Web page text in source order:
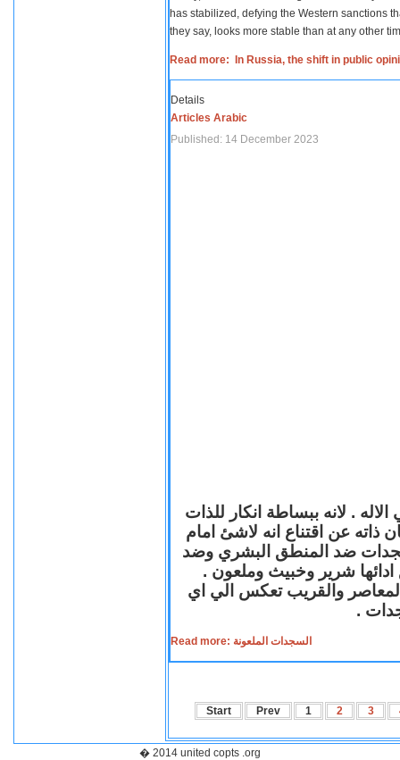
has stabilized, defying the Western sanctions
they say, looks more stable than at any other
Read more: In Russia, the shift in public
Details
Articles Arabic
Published: 14 December 2023
. لانه ببساطة انكار للذات
ذاته عن اقتناع انه لاشئ امام
ضد المنطق البشري وضد
ادائها شرير وخبيث وملعون .
المعاصر والقريب تعكس الي اي
.
Read more: السجدات الملعونة
Start Prev 1 2 3
� 2014 united copts .org